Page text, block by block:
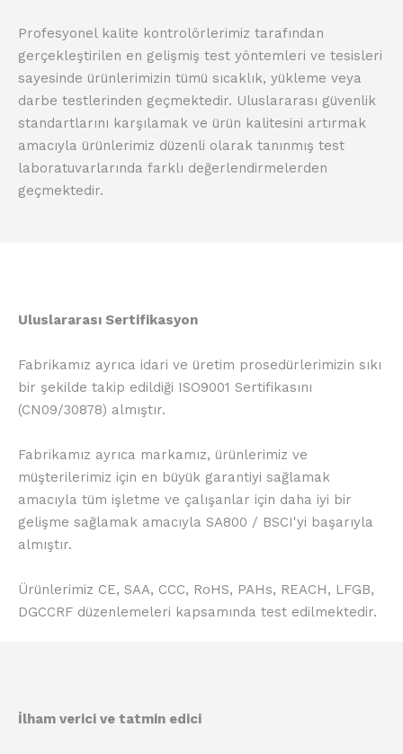
Profesyonel kalite kontrolörlerimiz tarafından
gerçekleştirilen en gelişmiş test yöntemleri ve tesisleri
sayesinde ürünlerimizin tümü sıcaklık, yükleme veya
darbe testlerinden geçmektedir. Uluslararası güvenlik
standartlarını karşılamak ve ürün kalitesini artırmak
amacıyla ürünlerimiz düzenli olarak tanınmış test
laboratuvarlarında farklı değerlendirmelerden
geçmektedir.
Uluslararası Sertifikasyon
Fabrikamız ayrıca idari ve üretim prosedürlerimizin sıkı
bir şekilde takip edildiği ISO9001 Sertifikasını
(CN09/30878) almıştır.
Fabrikamız ayrıca markamız, ürünlerimiz ve
müşterilerimiz için en büyük garantiyi sağlamak
amacıyla tüm işletme ve çalışanlar için daha iyi bir
gelişme sağlamak amacıyla SA800 / BSCI'yi başarıyla
almıştır.
Ürünlerimiz CE, SAA, CCC, RoHS, PAHs, REACH, LFGB,
DGCCRF düzenlemeleri kapsamında test edilmektedir.
İlham verici ve tatmin edici